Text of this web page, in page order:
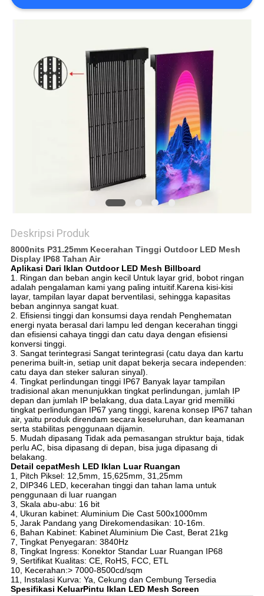
Deskripsi Produk
8000nits P31.25mm Kecerahan Tinggi Outdoor LED Mesh
Display IP68 Tahan Air
Aplikasi Dari Iklan Outdoor LED Mesh Billboard
1. Ringan dan beban angin kecil Untuk layar grid, bobot ringan
adalah pengalaman kami yang paling intuitif.Karena kisi-kisi
layar, tampilan layar dapat berventilasi, sehingga kapasitas
beban anginnya sangat kuat.
2. Efisiensi tinggi dan konsumsi daya rendah Penghematan
energi nyata berasal dari lampu led dengan kecerahan tinggi
dan efisiensi cahaya tinggi dan catu daya dengan efisiensi
konversi tinggi.
3. Sangat terintegrasi Sangat terintegrasi (catu daya dan kartu
penerima built-in, setiap unit dapat bekerja secara independen:
catu daya dan steker saluran sinyal).
4. Tingkat perlindungan tinggi IP67 Banyak layar tampilan
tradisional akan menunjukkan tingkat perlindungan, jumlah IP
depan dan jumlah IP belakang, dua data.Layar grid memiliki
tingkat perlindungan IP67 yang tinggi, karena konsep IP67 tahan
air, yaitu produk direndam secara keseluruhan, dan keamanan
serta stabilitas penggunaan dijamin.
5. Mudah dipasang Tidak ada pemasangan struktur baja, tidak
perlu AC, bisa dipasang di depan, bisa juga dipasang di
belakang.
Detail cepatMesh LED Iklan Luar Ruangan
1, Pitch Piksel: 12,5mm, 15,625mm, 31,25mm
2, DIP346 LED, kecerahan tinggi dan tahan lama untuk
penggunaan di luar ruangan
3, Skala abu-abu: 16 bit
4, Ukuran kabinet: Aluminium Die Cast 500x1000mm
5, Jarak Pandang yang Direkomendasikan: 10-16m.
6, Bahan Kabinet: Kabinet Aluminium Die Cast, Berat 21kg
7, Tingkat Penyegaran: 3840Hz
8, Tingkat Ingress: Konektor Standar Luar Ruangan IP68
9, Sertifikat Kualitas: CE, RoHS, FCC, ETL
10, Kecerahan:> 7000-8500cd/sqm
11, Instalasi Kurva: Ya, Cekung dan Cembung Tersedia
Spesifikasi KeluarPintu Iklan LED Mesh Screen